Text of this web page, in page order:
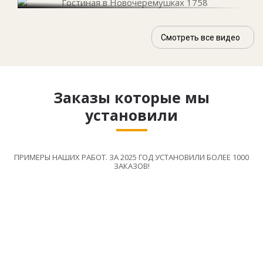
Смотреть все видео
Заказы которые мы
установили
ПРИМЕРЫ НАШИХ РАБОТ. ЗА 2025 ГОД УСТАНОВИЛИ БОЛЕЕ 1000
ЗАКАЗОВ!